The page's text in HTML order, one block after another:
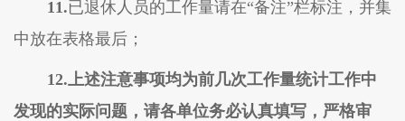
11.已退休人员的工作量请在“备注”栏标注，并集
中放在表格最后；
12.上述注意事项均为前几次工作量统计工作中
发现的实际问题，请各单位务必认真填写，严格审